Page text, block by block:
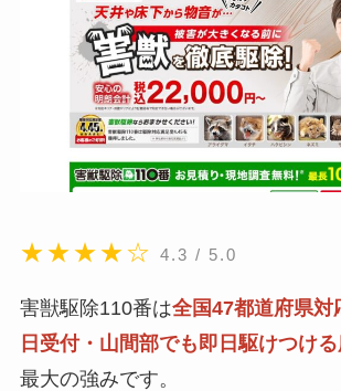
★★★★☆ 4.3 / 5.0
害獣駆除110番は全国47都道府県対
日受付・山間部でも即日駆けつけ
最大の強みです。